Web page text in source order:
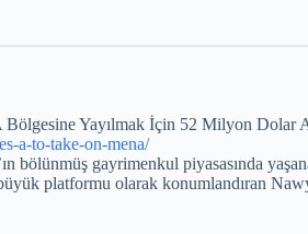
Yayılmak İçin 52 Milyon Dolar
a-to-take-on-mena/
bölünmüş gayrimenkul piyasasında
platformu olarak konumlandıran